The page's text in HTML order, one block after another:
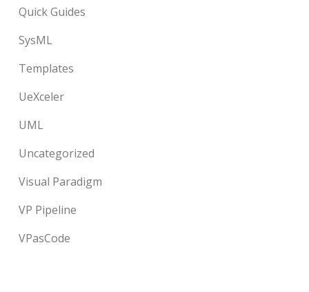
Quick Guides
SysML
Templates
UeXceler
UML
Uncategorized
Visual Paradigm
VP Pipeline
VPasCode